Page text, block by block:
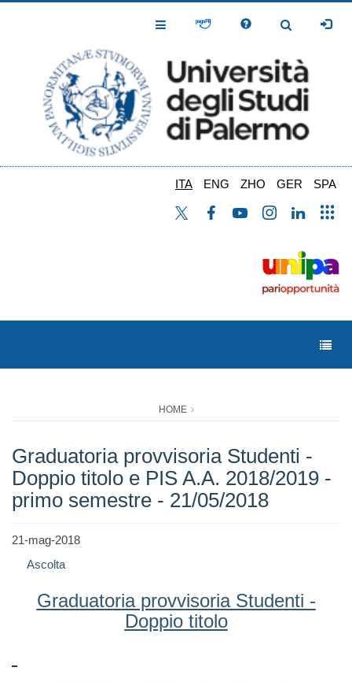
Toggle
Toggle
ITA ENG ZHO GER SPA
HOME
Graduatoria provvisoria Studenti -
Doppio titolo e PIS A.A. 2018/2019 -
primo semestre - 21/05/2018
21-mag-2018
Ascolta
Graduatoria provvisoria Studenti -
Doppio titolo